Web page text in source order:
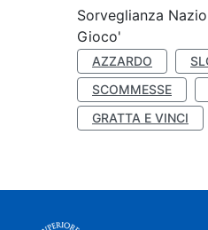
Sorveglianza
Gioco'
AZZARDO
SCOMMESSE
GRATTA E VINCI